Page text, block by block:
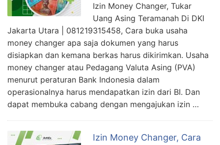
Izin Money Changer, Tukar
Uang Asing Teramanah Di DKI
Jakarta Utara | 081219315458, Cara buka usaha
money changer apa saja dokumen yang harus
disiapkan dan kemana berkas harus dikirimkan. Usaha
money changer atau Pedagang Valuta Asing (PVA)
menurut peraturan Bank Indonesia dalam
operasionalnya harus mendapatkan izin dari BI. Dan
dapat membuka cabang dengan mengajukan izin …
Izin Money Changer, Cara